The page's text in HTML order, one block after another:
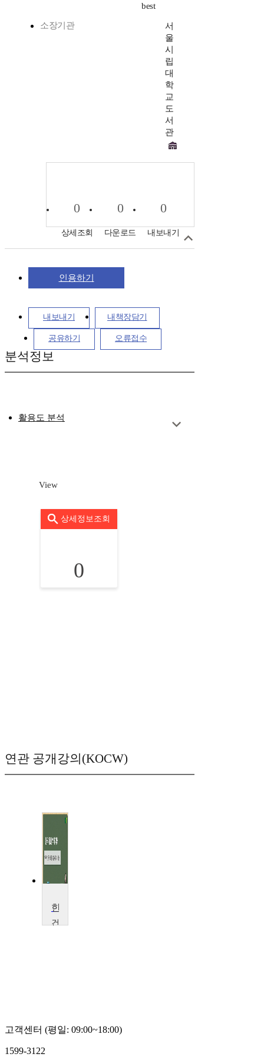
best
소장기관
서
울
시
립
대
학
교
도
서
관
0
상세조회
0
다운로드
0
내보내기
인용하기
내보내기 내책장담기
공유하기 오류접수
분석정보
활용도 분석
View
상세정보조회
0
연관 공개강의(KOCW)
건
고객센터 (평일: 09:00~18:00)
1599-3122